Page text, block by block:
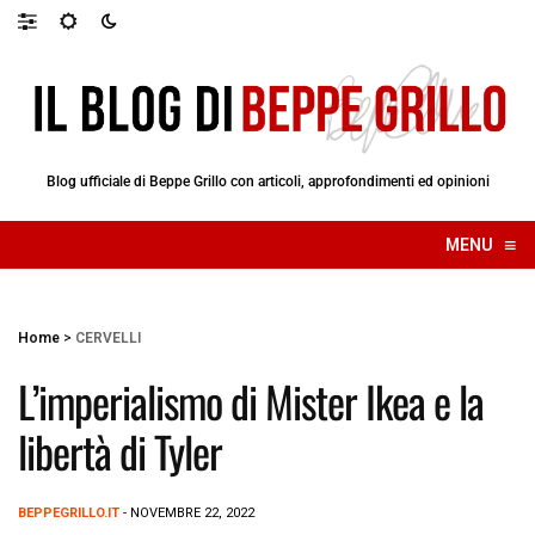
Blog ufficiale di Beppe Grillo con articoli, approfondimenti ed opinioni
MENU ≡
☰
Home > CERVELLI
L’imperialismo di Mister Ikea e la
libertà di Tyler
BEPPEGRILLO.IT - NOVEMBRE 22, 2022